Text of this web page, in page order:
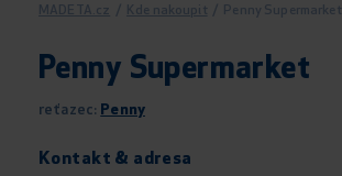
MADETA.cz / Kde nakoupit / Penny Supermarket
Penny Supermarket
reťazec: Penny
Kontakt & adresa